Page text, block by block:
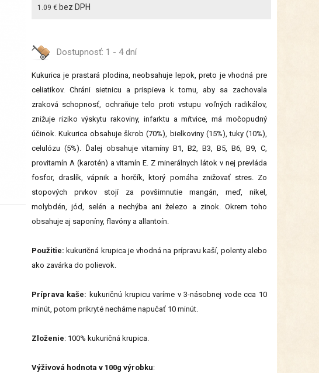
1.09 € bez DPH
Dostupnosť: 1 - 4 dní
Kukurica je prastará plodina, neobsahuje lepok, preto je vhodná pre
celiatikov. Chráni sietnicu a prispieva k tomu, aby sa zachovala
zraková schopnosť, ochraňuje telo proti vstupu voľných radikálov,
znižuje riziko výskytu rakoviny, infarktu a mŕtvice, má močopudný
účinok. Kukurica obsahuje škrob (70%), bielkoviny (15%), tuky (10%),
celulózu (5%). Ďalej obsahuje vitamíny B1, B2, B3, B5, B6, B9, C,
provitamín A (karotén) a vitamín E. Z minerálnych látok v nej prevláda
fosfor, draslík, vápnik a horčík, ktorý pomáha znižovať stres. Zo
stopových prvkov stojí za povšimnutie mangán, meď, nikel,
molybdén, jód, selén a nechýba ani železo a zinok. Okrem toho
obsahuje aj saponíny, flavóny a allantoín.
Použitie: kukuričná krupica je vhodná na prípravu kaší, polenty alebo
ako zavárka do polievok.
Príprava kaše: kukuričnú krupicu varíme v 3-násobnej vode cca 10
minút, potom prikryté necháme napučať 10 minút.
Zloženie: 100% kukuričná krupica.
Výživová hodnota v 100g výrobku: